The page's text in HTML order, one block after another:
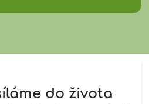
do života